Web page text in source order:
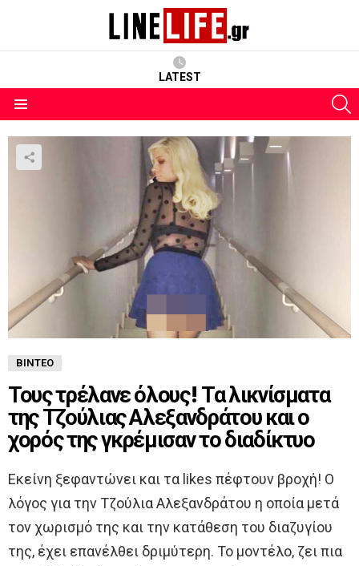
LATEST
ΒΊΝΤΕΟ
Τους τρέλανε όλους! Τα λικνίσματα
της Τζούλιας Αλεξανδράτου και ο
χορός της γκρέμισαν το διαδίκτυο
Εκείνη ξεφαντώνει και τα likes πέφτουν βροχή! Ο
λόγος για την Τζούλια Αλεξανδράτου η οποία μετά
τον χωρισμό της και την κατάθεση του διαζυγίου
της, έχει επανέλθει δριμύτερη. Το μοντέλο, ζει πια